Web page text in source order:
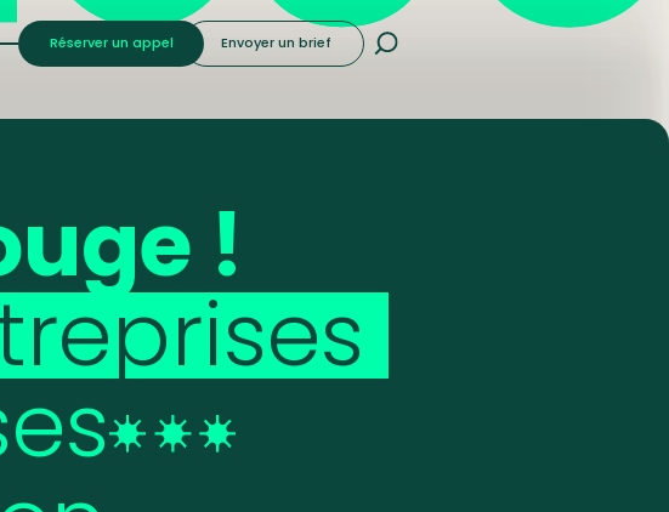
Réserver un appel Envoyer un brief
!